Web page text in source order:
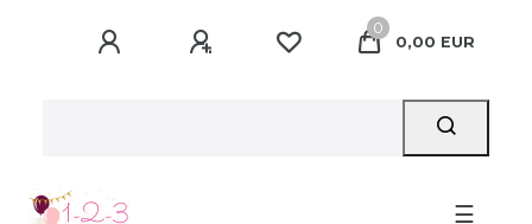
0
0,00 EUR
☰